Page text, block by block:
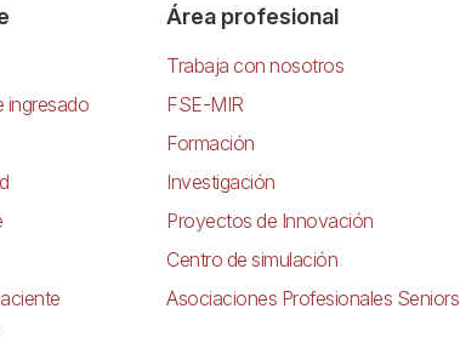
ingresado
Área profesional
Trabaja con nosotros
FSE-MIR
Formación
Investigación
Proyectos de Innovación
Centro de simulación
Asociaciones Profesionales Seniors